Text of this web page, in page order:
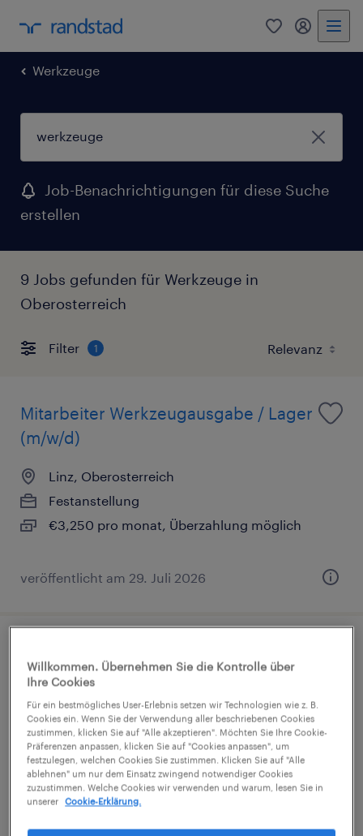
Werkzeuge
Job-Benachrichtigungen für diese Suche
erstellen
9 Jobs gefunden für Werkzeuge in
Oberosterreich
Filter 1
Mitarbeiter Werkzeugausgabe / Lager
(m/w/d)
Linz, Oberosterreich
Festanstellung
€3,250 pro monat, Überzahlung möglich
veröffentlicht am 29. Juli 2026
Linz, Oberosterreich
Festanstellung
€2,948 pro monat
Willkommen. Übernehmen Sie die Kontrolle über
Ihre Cookies
Für ein bestmögliches User-Erlebnis setzen wir Technologien wie z. B.
Cookies ein. Wenn Sie der Verwendung aller beschriebenen Cookies
zustimmen, klicken Sie auf "Alle akzeptieren". Möchten Sie Ihre Cookie-
Präferenzen anpassen, klicken Sie auf "Cookies anpassen", um
festzulegen, welchen Cookies Sie zustimmen. Klicken Sie auf "Alle
ablehnen" um nur dem Einsatz zwingend notwendiger Cookies
zuzustimmen. Welche Cookies wir verwenden und warum, lesen Sie in
unserer
Cookie-Erklärung.